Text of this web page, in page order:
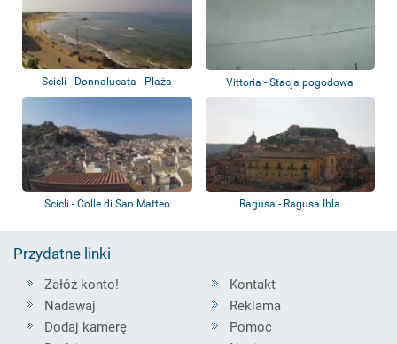
Scicli - Donnalucata - Plaża Vittoria - Stacja pogodowa
Scicli - Colle di San Matteo Ragusa - Ragusa Ibla
Przydatne linki
Załóż konto!
Nadawaj
Dodaj kamerę
Kontakt
Reklama
Pomoc